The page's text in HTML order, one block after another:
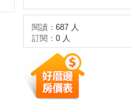
閱讀： 687 人
訂閱： 0 人